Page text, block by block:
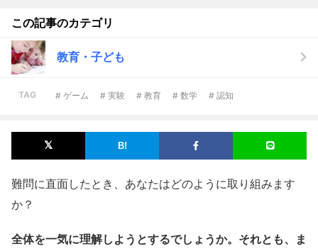
この記事のカテゴリ
教育・子ども
TAG # ゲーム # 実験 # 教育 # 数学 # 認知
難問に直面したとき、あなたはどのように取り組みます
か？
全体を一気に理解しようとするでしょうか。それとも、ま